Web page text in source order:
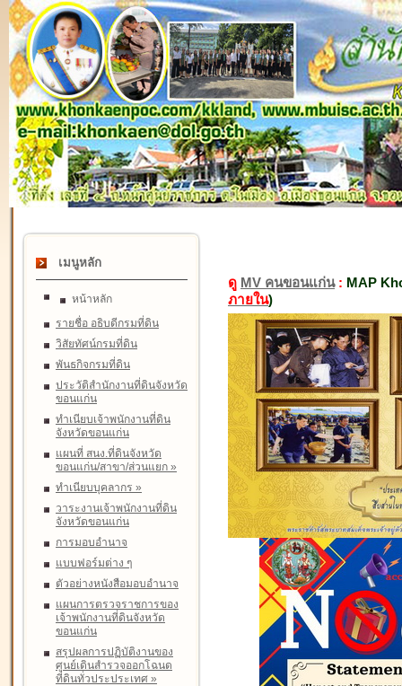
เมนูหลัก
หน้าหลัก
รายชื่อ อธิบดีกรมที่ดิน
วิสัยทัศน์กรมที่ดิน
พันธกิจกรมที่ดิน
ประวัติสำนักงานที่ดินจังหวัด
ขอนแก่น
ทำเนียบเจ้าพนักงานที่ดิน
จังหวัดขอนแก่น
แผนที่ สนง.ที่ดินจังหวัด
ขอนแก่น/สาขา/ส่วนแยก »
ทำเนียบบุคลากร »
วาระงานเจ้าพนักงานที่ดิน
จังหวัดขอนแก่น
การมอบอำนาจ
แบบฟอร์มต่าง ๆ
ตัวอย่างหนังสือมอบอำนาจ
แผนการตรวจราชการของ
เจ้าพนักงานที่ดินจังหวัด
ขอนแก่น
สรุปผลการปฏิบัติงานของ
ศูนย์เดินสำรวจออกโฉนด
ที่ดินทั่วประประเทศ »
ดู MV คนขอนแก่น: MAP
ภายใน)